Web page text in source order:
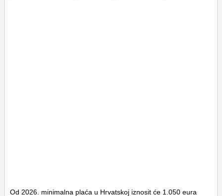
Od 2026. minimalna plaća u Hrvatskoj iznosit će 1.050 eura